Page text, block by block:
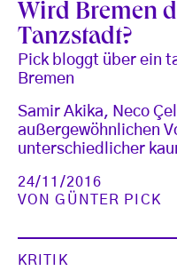
Wird Bremen
Tanzstadt?
Pick bloggt über ein
Bremen
Samir Akika, Neco
außergewöhnlichen
unterschiedlicher
24/11/2016
VONGÜNTER PICK
KRITIK